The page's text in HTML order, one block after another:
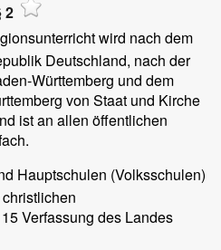
2
wird nach dem
Deutschland, nach der
Württemberg und dem
von Staat und Kirche
ist an allen öffentlichen
Hauptschulen (Volksschulen)
Verfassung des Landes